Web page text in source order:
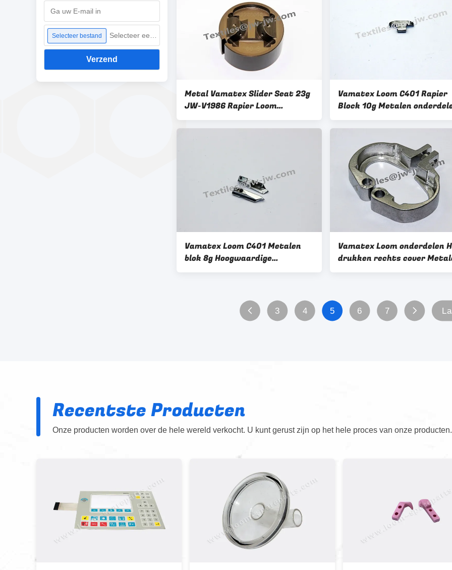
Selecteer bestand
Verzend
Metal Vamatex Slider Seat 23g
JW-V1986 Rapier Loom
onderdelen 2386052
Vamatex Loom C401 Rapier
Block 10g Metalen
2523004
Vamatex Loom C401 Metalen
blok 8g Hoogwaardige
onderdelen 2523014
Vamatex Loom onderdelen
drukken rechts cover
reserveonderdelen 420G
3 4 5 6 7
Recentste Producten
Onze producten worden over de hele wereld verkocht. U kunt gerust zijn op het hele proces van onze producten.